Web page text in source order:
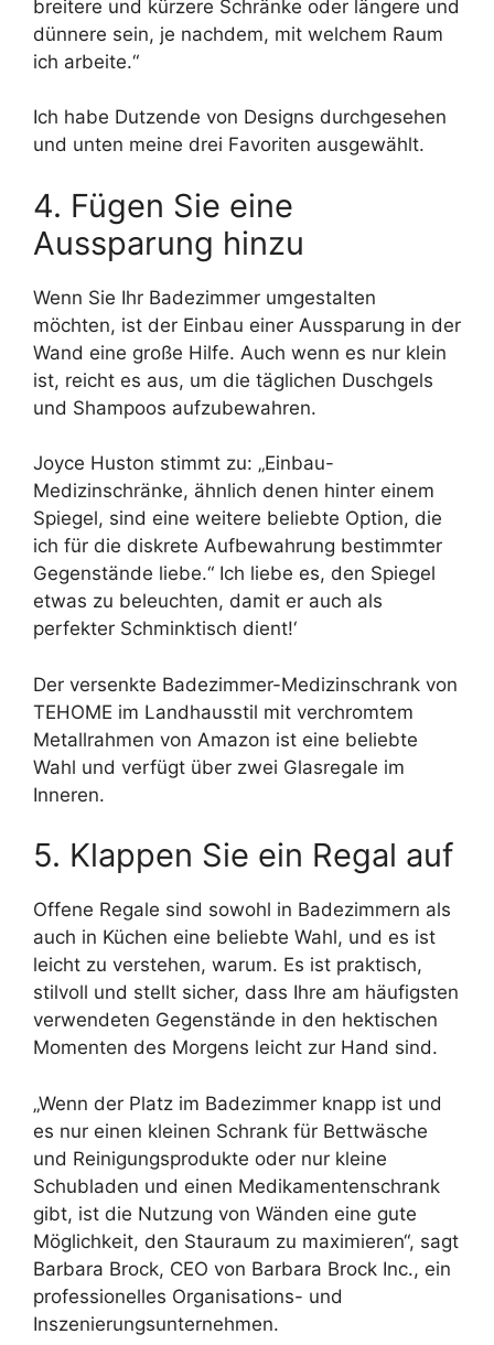
breitere und kürzere Schränke oder längere und
dünnere sein, je nachdem, mit welchem ​​Raum
ich arbeite.“
Ich habe Dutzende von Designs durchgesehen
und unten meine drei Favoriten ausgewählt.
4. Fügen Sie eine
Aussparung hinzu
Wenn Sie Ihr Badezimmer umgestalten
möchten, ist der Einbau einer Aussparung in der
Wand eine große Hilfe. Auch wenn es nur klein
ist, reicht es aus, um die täglichen Duschgels
und Shampoos aufzubewahren.
Joyce Huston stimmt zu: „Einbau-
Medizinschränke, ähnlich denen hinter einem
Spiegel, sind eine weitere beliebte Option, die
ich für die diskrete Aufbewahrung bestimmter
Gegenstände liebe.“ Ich liebe es, den Spiegel
etwas zu beleuchten, damit er auch als
perfekter Schminktisch dient!‘
Der versenkte Badezimmer-Medizinschrank von
TEHOME im Landhausstil mit verchromtem
Metallrahmen von Amazon ist eine beliebte
Wahl und verfügt über zwei Glasregale im
Inneren.
5. Klappen Sie ein Regal auf
Offene Regale sind sowohl in Badezimmern als
auch in Küchen eine beliebte Wahl, und es ist
leicht zu verstehen, warum. Es ist praktisch,
stilvoll und stellt sicher, dass Ihre am häufigsten
verwendeten Gegenstände in den hektischen
Momenten des Morgens leicht zur Hand sind.
„Wenn der Platz im Badezimmer knapp ist und
es nur einen kleinen Schrank für Bettwäsche
und Reinigungsprodukte oder nur kleine
Schubladen und einen Medikamentenschrank
gibt, ist die Nutzung von Wänden eine gute
Möglichkeit, den Stauraum zu maximieren“, sagt
Barbara Brock, CEO von Barbara Brock Inc., ein
professionelles Organisations- und
Inszenierungsunternehmen.